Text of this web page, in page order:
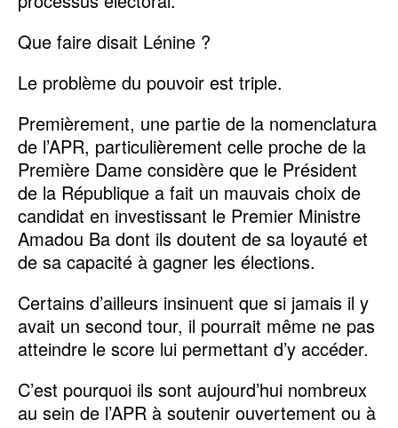
Que faire disait Lénine ?
Le problème du pouvoir est triple.
Premièrement, une partie de la nomenclatura
de l’APR, particulièrement celle proche de la
Première Dame considère que le Président
de la République a fait un mauvais choix de
candidat en investissant le Premier Ministre
Amadou Ba dont ils doutent de sa loyauté et
de sa capacité à gagner les élections.
Certains d’ailleurs insinuent que si jamais il y
avait un second tour, il pourrait même ne pas
atteindre le score lui permettant d’y accéder.
C’est pourquoi ils sont aujourd’hui nombreux
au sein de l’APR à soutenir ouvertement ou à